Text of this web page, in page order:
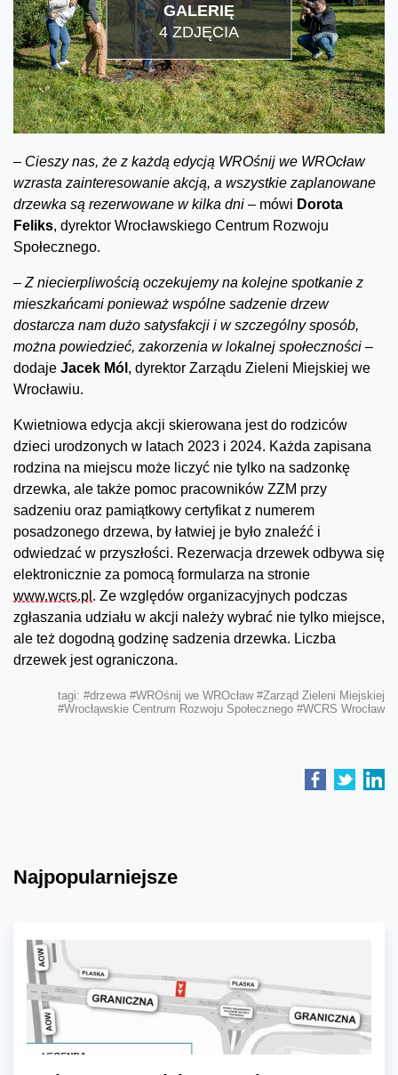
GALERIĘ
4 ZDJĘCIA
– Cieszy nas, że z każdą edycją WROśnij we WROcław
wzrasta zainteresowanie akcją, a wszystkie zaplanowane
drzewka są rezerwowane w kilka dni – mówi Dorota
Feliks, dyrektor Wrocławskiego Centrum Rozwoju
Społecznego.
– Z niecierpliwością oczekujemy na kolejne spotkanie z
mieszkańcami ponieważ wspólne sadzenie drzew
dostarcza nam dużo satysfakcji i w szczególny sposób,
można powiedzieć, zakorzenia w lokalnej społeczności –
dodaje Jacek Mól , dyrektor Zarządu Zieleni Miejskiej we
Wrocławiu.
Kwietniowa edycja akcji skierowana jest do rodziców
dzieci urodzonych w latach 2023 i 2024. Każda zapisana
rodzina na miejscu może liczyć nie tylko na sadzonkę
drzewka, ale także pomoc pracowników ZZM przy
sadzeniu oraz pamiątkowy certyfikat z numerem
posadzonego drzewa, by łatwiej je było znaleźć i
odwiedzać w przyszłości. Rezerwacja drzewek odbywa się
elektronicznie za pomocą formularza na stronie
www.wcrs.pl . Ze względów organizacyjnych podczas
zgłaszania udziału w akcji należy wybrać nie tylko miejsce,
ale też dogodną godzinę sadzenia drzewka. Liczba
drzewek jest ograniczona.
tagi: #drzewa #WROśnij we WROcław #Zarząd Zieleni Miejskiej
#Wrocłąwskie Centrum Rozwoju Społecznego #WCRS Wrocław
Najpopularniejsze